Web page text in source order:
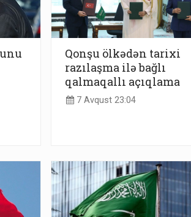
Qonşu ölkədən tarixi
razılaşma ilə bağlı
qalmaqallı açıqlama
7 Avqust 23:04